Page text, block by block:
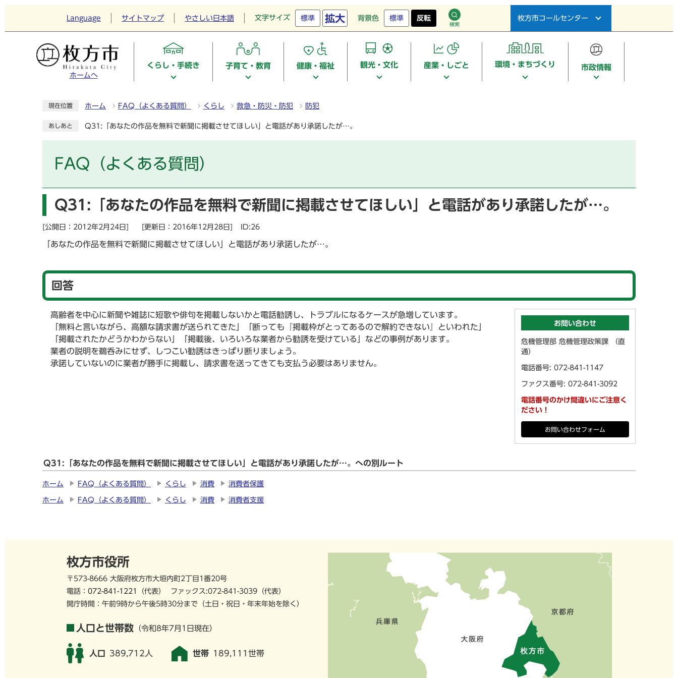
Language サイトマップ やさしい日本語 文字サイズ 標準 拡大 背景色 標準 反転
検索
枚方市コールセンター
ホームへ
くらし・手続き 子育て・教育 健康・福祉 観光・文化 産業・しごと 環境・まちづくり 市政情報
現在位置 ホーム FAQ（よくある質問） くらし 救急・防災・防犯 防犯
あしあと Q31:「あなたの作品を無料で新聞に掲載させてほしい」と電話があり承諾したが…。
FAQ（よくある質問）
Q31:「あなたの作品を無料で新聞に掲載させてほしい」と電話があり承諾したが…。
[公開日：2012年2月24日] [更新日：2016年12月28日] ID:26
「あなたの作品を無料で新聞に掲載させてほしい」と電話があり承諾したが…。
回答
高齢者を中心に新聞や雑誌に短歌や俳句を掲載しないかと電話勧誘し、トラブルになるケースが急増しています。
「無料と言いながら、高額な請求書が送られてきた」「断っても『掲載枠がとってあるので解約できない』といわれた」
「掲載されたかどうかわからない」「掲載後、いろいろな業者から勧誘を受けている」などの事例があります。
業者の説明を鵜呑みにせず、しつこい勧誘はきっぱり断りましょう。
承諾していないのに業者が勝手に掲載し、請求書を送ってきても支払う必要はありません。
お問い合わせ
危機管理部 危機管理政策課 （直
通）
電話番号: 072-841-1147
ファクス番号: 072-841-3092
電話番号のかけ間違いにご注意く
ださい！
お問い合わせフォーム
Q31:「あなたの作品を無料で新聞に掲載させてほしい」と電話があり承諾したが…。への別ルート
ホーム FAQ（よくある質問） くらし 消費 消費者保護
ホーム FAQ（よくある質問） くらし 消費 消費者支援
枚方市役所
〒573-8666 大阪府枚方市大垣内町2丁目1番20号
電話： 072-841-1221 （代表） ファックス:072-841-3039（代表）
開庁時間：午前9時から午後5時30分まで （土日・祝日・年末年始を除く）
人口と世帯数 （令和8年7月1日現在）
人口 389,712人 世帯 189,111世帯